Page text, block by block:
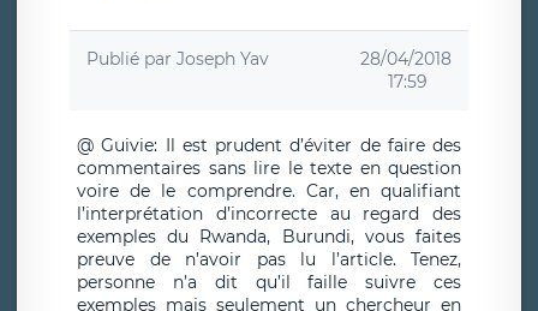
Publié par Joseph Yav
28/04/2018
17:59
@ Guivie: Il est prudent d’éviter de faire des
commentaires sans lire le texte en question
voire de le comprendre. Car, en qualifiant
l’interprétation d’incorrecte au regard des
exemples du Rwanda, Burundi, vous faites
preuve de n’avoir pas lu l’article. Tenez,
personne n’a dit qu’il faille suivre ces
exemples mais seulement un chercheur en